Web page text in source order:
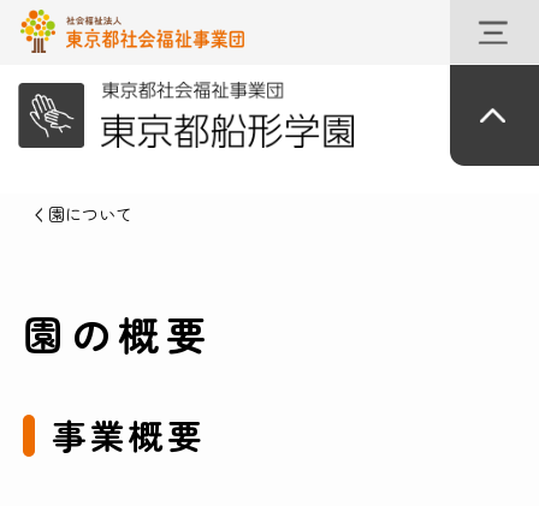
園について
園の概要
事業概要